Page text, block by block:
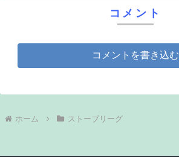
コメント
コメントを書き込む
ホーム ストーブリーグ